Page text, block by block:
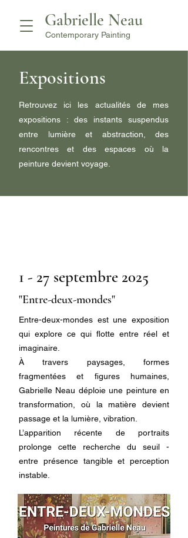
Gabrielle Neau
Contemporary Painting
Expositions
Retrouvez ici les actualités de mes
expositions : des instants suspendus
entre lumière et abstraction, des
rencontres et des espaces où la
peinture devient voyage.
1 - 27 septembre 2025
"Entre-deux-mondes"
Entre-deux-mondes est une exposition
qui explore ce qui flotte entre réel et
imaginaire.
À travers paysages, formes
fragmentées et figures humaines,
Gabrielle Neau déploie une peinture en
transformation, où la matière devient
passage et la lumière, vibration.
L’apparition récente de portraits
prolonge cette recherche du seuil -
entre présence tangible et perception
instable.